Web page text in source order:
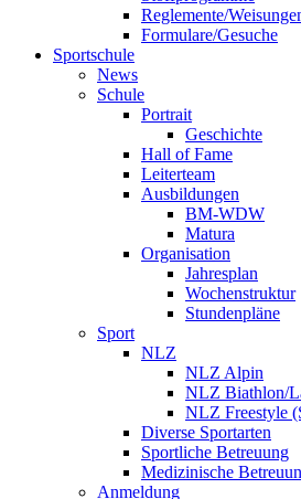
Reglemente/
Formulare/Gesuche
Sportschule
News
Schule
Portrait
Geschichte
Hall of Fame
Leiterteam
Ausbildungen
BM-WDW
Matura
Organisation
Jahresplan
Wochenstruktur
Stundenpläne
Sport
NLZ
NLZ Alpin
NLZ Biathlon/
NLZ Freestyle
Diverse Sportarten
Sportliche Betreuung
Medizinische
Anmeldung